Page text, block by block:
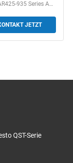
Regler
1"1/4 1"1/2
SMC AR425-935 Series AR825-12G AR825-14G AR835-12G...
JETZT
QST-Serie